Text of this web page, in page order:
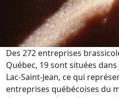
Des 272 entreprises
Québec, 19 sont situées
Lac-Saint-Jean, ce qui
entreprises québécoises du